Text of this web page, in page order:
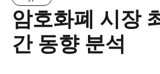
암호화폐 시장
간 동향 분석